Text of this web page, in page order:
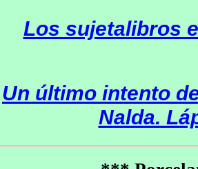
Los sujetalibros
Un último intento
Nalda.